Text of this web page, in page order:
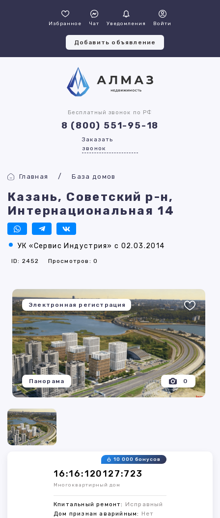
Избранное Чат Уведомления Войти
Добавить объявление
Бесплатный звонок по РФ
8 (800) 551-95-18
Заказать
звонок
Главная База домов
Казань, Советский р-н,
Интернациональная 14
УК «Сервис Индустрия» с 02.03.2014
ID: 2452 Просмотров: 0
Электронная регистрация
0
Панорама
16:16:120127:723
10 000 бонусов
Многоквартирный дом
Кпитальный ремонт: Исправный
Дом признан аварийным: Нет